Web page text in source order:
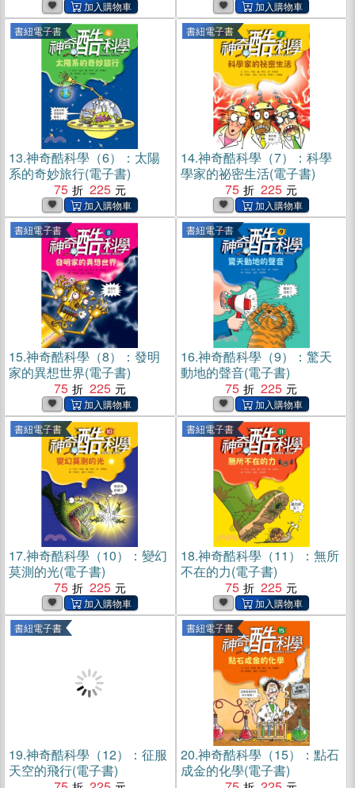
書紐電子書
13.神奇酷科學（6）：太陽
系的奇妙旅行(電子書)
75
225
書紐電子書
14.神奇酷科學（7）：科學
學家的祕密生活(電子書)
75
225
書紐電子書
15.神奇酷科學（8）：發明
家的異想世界(電子書)
75
225
書紐電子書
16.神奇酷科學（9）：驚天
動地的聲音(電子書)
75
225
書紐電子書
17.神奇酷科學（10）：變幻
莫測的光(電子書)
75
225
書紐電子書
18.神奇酷科學（11）：無所
不在的力(電子書)
75
225
書紐電子書
19.神奇酷科學（12）：征服
天空的飛行(電子書)
書紐電子書
20.神奇酷科學（15）：點石
成金的化學(電子書)